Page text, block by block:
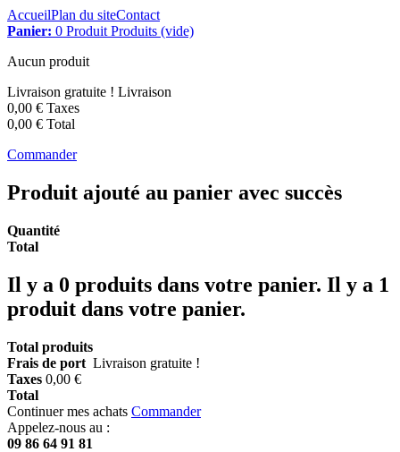
AccueilPlan du siteContact
Panier: 0 Produit Produits (vide)
Aucun produit
Livraison gratuite ! Livraison
0,00 € Taxes
0,00 € Total
Commander
Produit ajouté au panier avec succès
Quantité
Total
Il y a 0 produits dans votre panier. Il y a 1
produit dans votre panier.
Total produits
Frais de port Livraison gratuite !
Taxes 0,00 €
Total
Continuer mes achats Commander
Appelez-nous au :
09 86 64 91 81